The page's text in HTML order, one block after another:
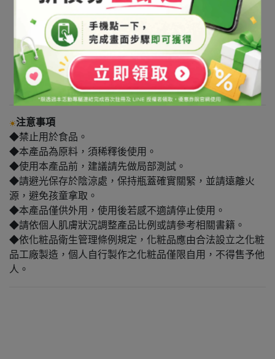
注意事項
◆禁止用於食品。
◆本產品為原料，須稀釋後使用。
◆使用本產品前，建議請先做局部測試。
◆請避光保存於陰涼處，保持瓶蓋確實關緊，並請遠離火
源，避免孩童拿取。
◆本產品僅供外用，使用後若感不適請停止使用。
◆請依個人肌膚狀況調整產品比例或請參考相關書籍。
◆依化粧品衛生管理條例規定，化粧品應由合法設立之化粧
品工廠製造，個人自行製作之化粧品僅限自用，不得售予他
人。